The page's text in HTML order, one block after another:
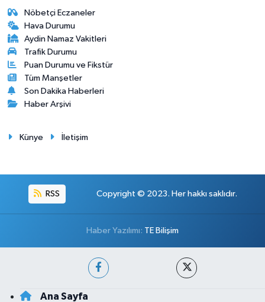
Nöbetçi Eczaneler
Hava Durumu
Aydin Namaz Vakitleri
Trafik Durumu
Puan Durumu ve Fikstür
Tüm Manşetler
Son Dakika Haberleri
Haber Arşivi
Künye İletişim
RSS Copyright © 2023. Her hakkı saklıdır.
Haber Yazılımı: TE Bilişim
Ana Sayfa